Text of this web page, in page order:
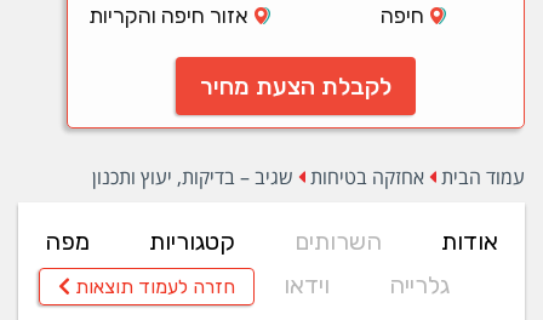
חיפה
אזור חיפה והקריות
לקבלת הצעת מחיר
עמוד הבית אחזקה בטיחות שגיב – בדיקות, יעוץ ותכנון
אודות השרותים קטגוריות
מפה
גלרייה
וידאו חזרה לעמוד תוצאות